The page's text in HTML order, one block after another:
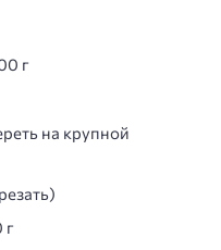
г
на крупной
г